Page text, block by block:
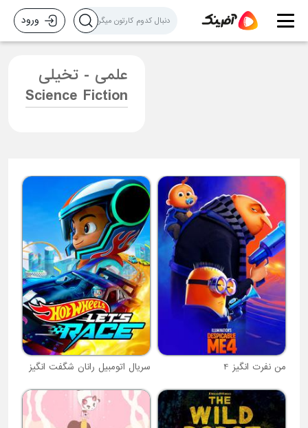
ورود
علمی - تخیلی
Science Fiction
من نفرت انگیز 4 سریال اتومبیل رانان شگفت انگیز